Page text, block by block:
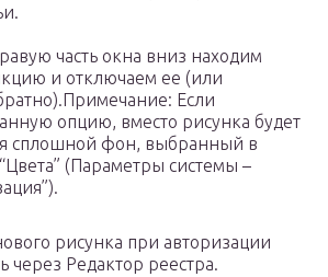
часть окна вниз находим
и отключаем ее (или
Если
опцию, вместо рисунка будет
сплошной фон, выбранный в
(Параметры системы –
рисунка при авторизации
через Редактор реестра.